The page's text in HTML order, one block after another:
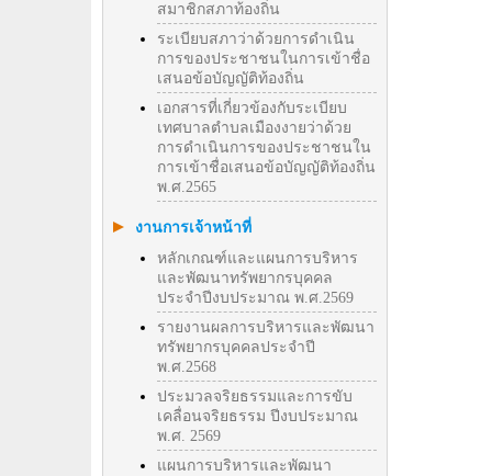
สมาชิกสภาท้องถิ่น
ระเบียบสภาว่าด้วยการดำเนิน
การของประชาชนในการเข้าชื่อ
เสนอข้อบัญญัติท้องถิ่น
เอกสารที่เกี่ยวข้องกับระเบียบ
เทศบาลตำบลเมืองงายว่าด้วย
การดำเนินการของประชาชนใน
การเข้าชื่อเสนอข้อบัญญัติท้องถิ่น
พ.ศ.2565
งานการเจ้าหน้าที่
หลักเกณฑ์และแผนการบริหาร
และพัฒนาทรัพยากรบุคคล
ประจำปีงบประมาณ พ.ศ.2569
รายงานผลการบริหารและพัฒนา
ทรัพยากรบุคคลประจำปี
พ.ศ.2568
ประมวลจริยธรรมและการขับ
เคลื่อนจริยธรรม ปีงบประมาณ
พ.ศ. 2569
แผนการบริหารและพัฒนา